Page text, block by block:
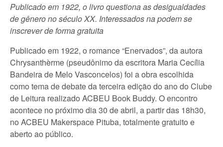
Publicado em 1922, o livro questiona as desigualdades
de gênero no século XX. Interessados na podem se
inscrever de forma gratuita
Publicado em 1922, o romance “Enervados”, da autora
Chrysanthèrme (pseudônimo da escritora Maria Cecília
Bandeira de Melo Vasconcelos) foi a obra escolhida
como tema de debate da terceira edição do ano do Clube
de Leitura realizado ACBEU Book Buddy. O encontro
acontece no próximo dia 30 de abril, a partir das 18h30,
no ACBEU Makerspace Pituba, totalmente gratuito e
aberto ao público.